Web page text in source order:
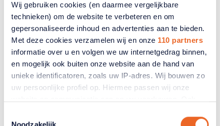
Wij gebruiken cookies (en daarmee vergelijkbare
technieken) om de website te verbeteren en om
gepersonaliseerde inhoud en advertenties aan te bieden.
Met deze cookies verzamelen wij en onze 110 partners
informatie over u en volgen we uw internetgedrag binnen,
en mogelijk ook buiten onze website aan de hand van
unieke identificatoren, zoals uw IP-adres. Wij bouwen zo
uw persoonlijke profiel op. Hiermee passen wij onze
van uw recente internetgedrag. Ook delen we mogelijk
Noodzakelijk
De ov-korting voor 65-plusser verdwijnt in 2027.
ANBO-PCOB vreest nu voor een wirwar aan
regelingen. Op RTL Nieuws mogen we vertellen
waar we nog meer voor vrezen.
09 juli 2026